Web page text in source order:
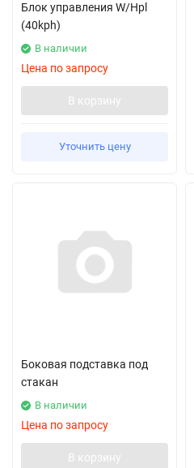
Блок управления W/Hpl
(40kph)
В наличии
Цена по запросу
В корзину
Уточнить цену
Боковая подставка под
стакан
В наличии
Цена по запросу
В корзину